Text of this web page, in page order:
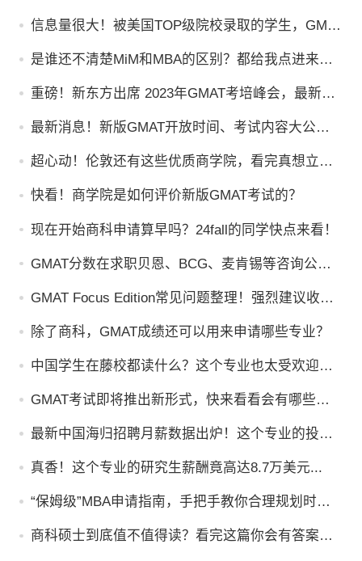
信息量很大！被美国TOP级院校录取的学生，GMA
是谁还不清楚MiM和MBA的区别？都给我点进来
重磅！新东方出席 2023年GMAT考培峰会，最新资
最新消息！新版GMAT开放时间、考试内容大公
超心动！伦敦还有这些优质商学院，看完真想立刻
快看！商学院是如何评价新版GMAT考试的？
现在开始商科申请算早吗？24fall的同学快点来看！
GMAT分数在求职贝恩、BCG、麦肯锡等咨询公司
GMAT Focus Edition常见问题整理！强烈建议收
除了商科，GMAT成绩还可以用来申请哪些专业？
中国学生在藤校都读什么？这个专业也太受欢迎了
GMAT考试即将推出新形式，快来看看会有哪些变
最新中国海归招聘月薪数据出炉！这个专业的投资
真香！这个专业的研究生薪酬竟高达8.7万美元...
“保姆级”MBA申请指南，手把手教你合理规划时
商科硕士到底值不值得读？看完这篇你会有答案